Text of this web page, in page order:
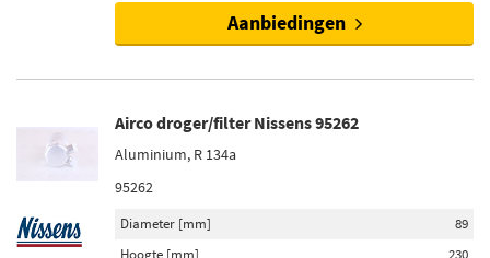
Aanbiedingen
Airco droger/filter Nissens 95262
Aluminium, R 134a
95262
Diameter [mm]
89
Hoogte [mm]
230